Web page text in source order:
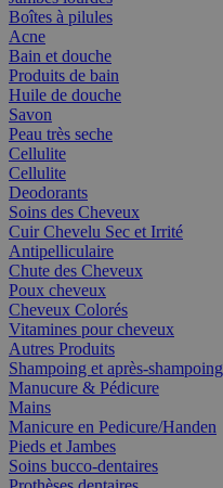
Boîtes à pilules
Acne
Bain et douche
Produits de bain
Huile de douche
Savon
Peau très seche
Cellulite
Cellulite
Deodorants
Soins des Cheveux
Cuir Chevelu Sec et Irrité
Antipelliculaire
Chute des Cheveux
Poux cheveux
Cheveux Colorés
Vitamines pour cheveux
Autres Produits
Shampoing et après-shampoing
Manucure & Pédicure
Mains
Manicure en Pedicure/Handen
Pieds et Jambes
Soins bucco-dentaires